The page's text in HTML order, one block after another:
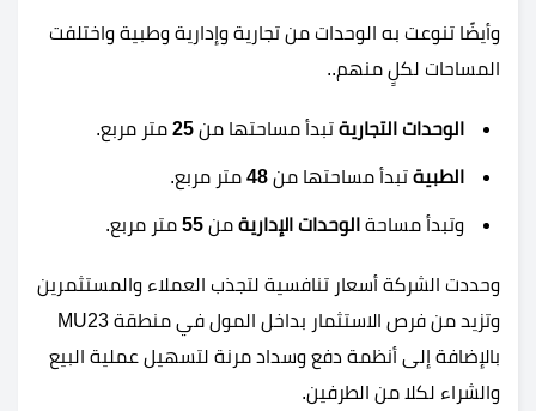
وأيضًا تنوعت به الوحدات من تجارية وإدارية وطبية واختلفت
المساحات لكلٍ منهم..
الوحدات التجارية تبدأ مساحتها من 25 متر مربع.
الطبية تبدأ مساحتها من 48 متر مربع.
وتبدأ مساحة الوحدات الإدارية من 55 متر مربع.
وحددت الشركة أسعار تنافسية لتجذب العملاء والمستثمرين
وتزيد من فرص الاستثمار بداخل المول في منطقة MU23
بالإضافة إلى أنظمة دفع وسداد مرنة لتسهيل عملية البيع
والشراء لكلا من الطرفين.